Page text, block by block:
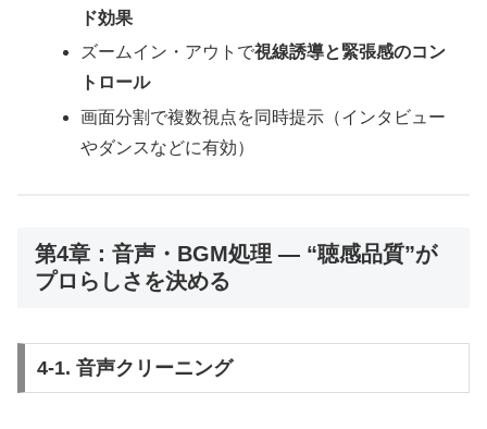
ド効果
ズームイン・アウトで視線誘導と緊張感のコン
トロール
画面分割で複数視点を同時提示（インタビュー
やダンスなどに有効）
第4章：音声・BGM処理 ― “聴感品質”が
プロらしさを決める
4-1. 音声クリーニング